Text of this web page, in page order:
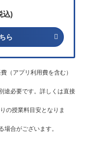
込)
ら
アプリ利用費を含む）
必要です。詳しくは直接
の授業料目安となりま
合がございます。